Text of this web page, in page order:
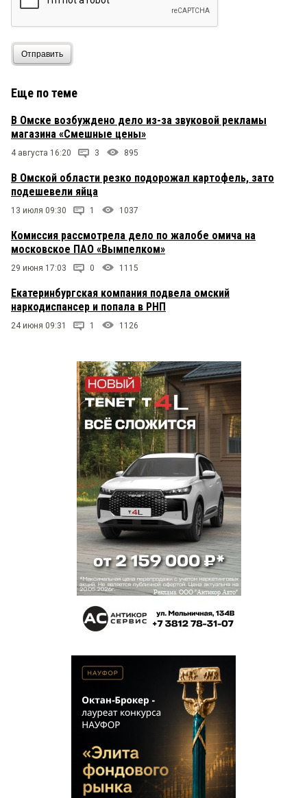
Отправить
Еще по теме
В Омске возбуждено дело из-за звуковой рекламы
магазина «Смешные цены»
4 августа 16:20 3 895
В Омской области резко подорожал картофель, зато
подешевели яйца
13 июля 09:30 1 1037
Комиссия рассмотрела дело по жалобе омича на
московское ПАО «Вымпелком»
29 июня 17:03 0 1115
Екатеринбургская компания подвела омский
наркодиспансер и попала в РНП
24 июня 09:31 1 1126